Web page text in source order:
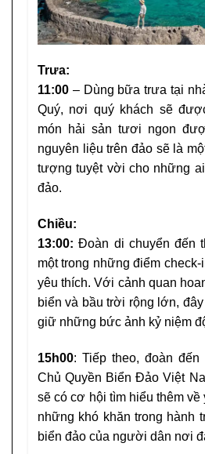
Trưa:
11:00 – Dùng bữa trưa tại
Quý, nơi quý khách sẽ
món hải sản tươi ngon
nguyên liệu trên đảo sẽ là
tượng tuyệt vời cho những
đảo.
Chiều:
13:00:Đoàn di chuyển đến
một trong những điểm
yêu thích. Với cảnh quan
biển và bầu trời rộng lớn,
giữ những bức ảnh kỷ niệm
15h00: Tiếp theo, đoàn
Chủ Quyền Biển Đảo Việt
sẽ có cơ hội tìm hiểu thêm
những khó khăn trong hành
biển đảo của người dân nơi